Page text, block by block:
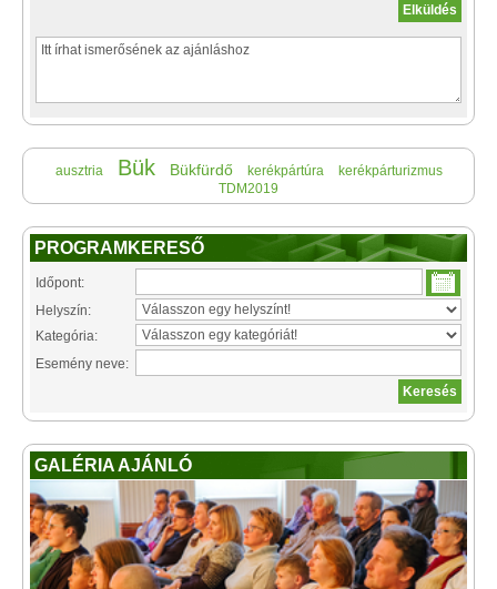
ausztria Bük Bükfürdő kerékpártúra
kerékpárturizmus
TDM2019
PROGRAMKERESŐ
Időpont:
Helyszín:
Kategória:
Esemény neve:
GALÉRIA AJÁNLÓ